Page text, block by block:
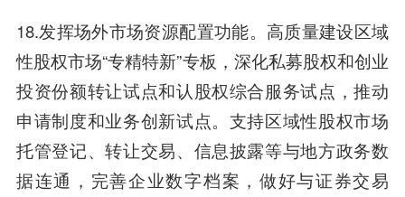
18.发挥场外市场资源配置功能。高质量建设区域
性股权市场“专精特新”专板，深化私募股权和创业
投资份额转让试点和认股权综合服务试点，推动
申请制度和业务创新试点。支持区域性股权市场
托管登记、转让交易、信息披露等与地方政务数
据连通，完善企业数字档案，做好与证券交易